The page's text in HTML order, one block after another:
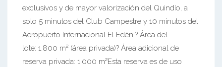
exclusivos y de mayor valorización del Quindío, a
solo 5 minutos del Club Campestre y 10 minutos del
Aeropuerto Internacional El Edén.? Área del
lote: 1.800 m² (área privada)? Área adicional de
reserva privada: 1.000 m²Esta reserva es de uso